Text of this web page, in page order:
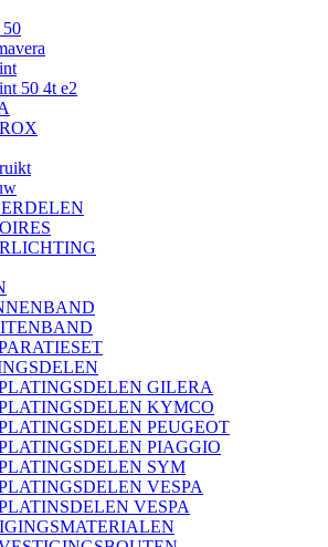
50 4t e2
GILERA
KYMCO
PEUGEOT
PIAGGIO
SYM
VESPA
VESPA